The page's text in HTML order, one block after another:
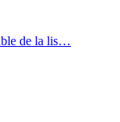
de la lis…